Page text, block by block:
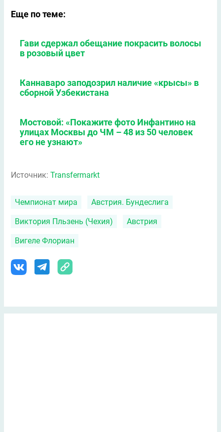
Еще по теме:
Гави сдержал обещание покрасить волосы
в розовый цвет
Каннаваро заподозрил наличие «крысы» в
сборной Узбекистана
Мостовой: «Покажите фото Инфантино на
улицах Москвы до ЧМ – 48 из 50 человек
его не узнают»
Источник: Transfermarkt
Чемпионат мира Австрия. Бундеслига
Виктория Пльзень (Чехия) Австрия
Вигеле Флориан